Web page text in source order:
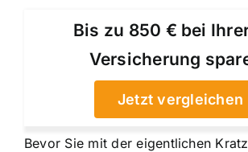
Bis zu 850 € bei
Versicherung
Jetzt vergleichen
Bevor Sie mit der eigentlichen